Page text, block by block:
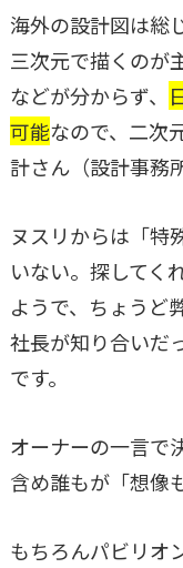
海外の設計図は総
三次元で描くのが
などが分からず、
可能なので、二次
計さん（設計事務
ヌスリからは「特
いない。探してく
ようで、ちょうど
社長が知り合いだ
です。
オーナーの一言で
含め誰もが「想像
もちろんパビリオ